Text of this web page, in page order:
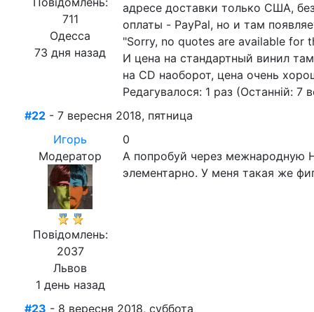
711
Одесса
73 дня назад
адресе доставки только США,
оплаты - PayPal, но и там
"Sorry, no quotes are available for
И цена на стандартный винил
на CD наоборот, цена очень
Редагувалося: 1 раз (Останній: 7
#22 - 7 вересня 2018, пятница
Игорь
Модератор
Повідомлень:
2037
Львов
1 день назад
0
А попробуй через межнародную
элементарно. У меня такая же
#23 - 8 вересня 2018, суббота